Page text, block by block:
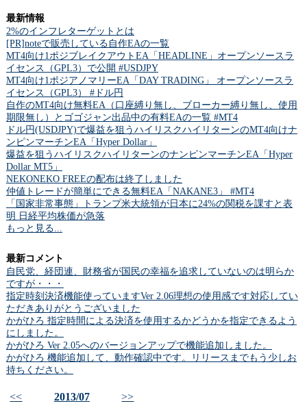
最新情報
2%のインフレターゲットとは
[PR]noteで販売している自作EAの一覧
MT4向け1ポジブレイクアウトEA「HEADLINE」オープンソースラ
イセンス（GPL3）で公開 #USDJPY
MT4向け1ポジアノマリーEA「DAY TRADING」 オープンソースラ
イセンス（GPL3） #ドル円
自作のMT4向け無料EA（口座縛り無し、ブローカー縛り無し、使用
期限無し）とゴゴジャン出品中の有料EAの一覧 #MT4
ドル円(USDJPY)で爆益を狙うハイリスクハイリターンのMT4向けナ
ンピンマーチンEA「Hyper Dollar」
爆益を狙うハイリスクハイリターンのナンピンマーチンEA「Hyper
Dollar MT5」
NEKONEKO FREEの配布は終了しました
仲値トレードが簡単にできる無料EA「NAKANE3」 #MT4
「国家非常事態」トランプ米大統領が日本に24%の関税を課すと表
明 日経平均株価が急落
もっと見る...
最新コメント
自民党、経団連、財務省が国民の幸福を追求していないのは明らか
ですが・・・
指定時刻決済機能使っていますVer 2.06理想の使用感です対応してい
ただきありがとうございました
かがひろ 指定時間による決済を使用するかどうかを指定できるよう
にしました。
かがひろ Ver 2.05へのバージョンアップで機能追加しました。
かがひろ 機能追加して、動作確認中です。リリースまでもう少しお
持ちください。
<< 2013/07 >>